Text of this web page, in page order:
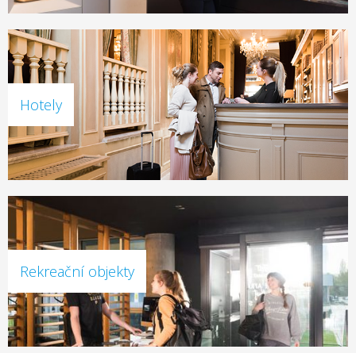
Hotely
Rekreační objekty